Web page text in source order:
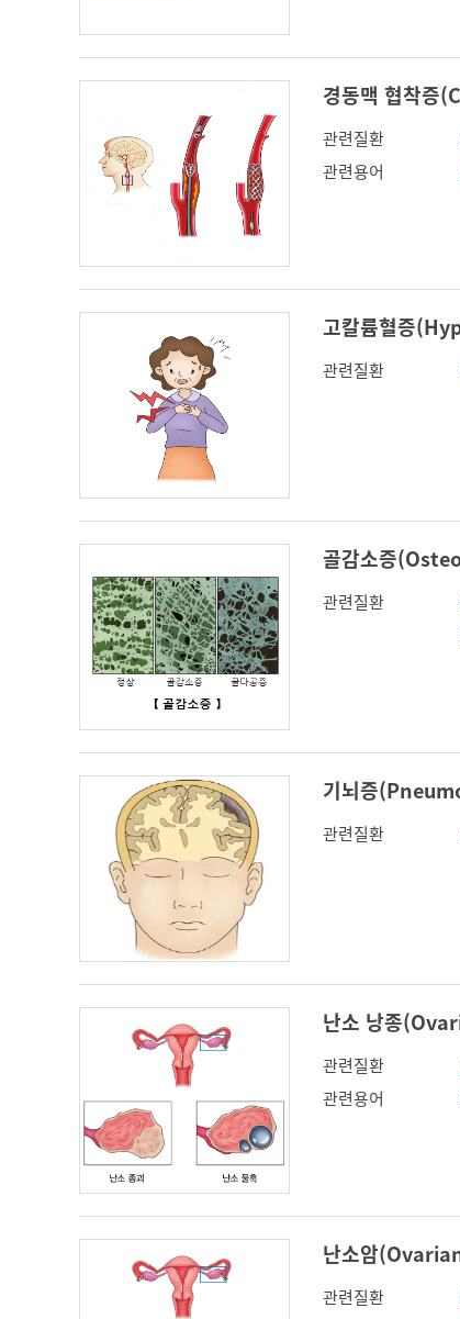
경동맥 협착
관련질환
관련용어
고칼륨혈증
관련질환
골감소증
관련질환
기뇌증
관련질환
난소 낭종
관련질환
관련용어
난소암
관련질환